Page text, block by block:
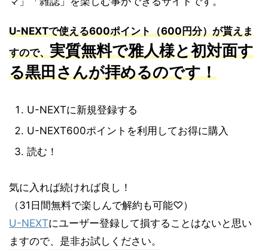
U-NEXTで使える600ポイント（600円分）が貰えま
すので、実質無料で雅人様と初対面す
る黒田さんが拝めるのです！
U-NEXTに新規登録する
U-NEXT600ポイントを利用してお得に購入
読む！
気に入れば続ければ良し！
（31日間無料で楽しんで解約も可能♡）
U-NEXTにユーザー登録して損することはないと思い
ますので、是非お試しください。